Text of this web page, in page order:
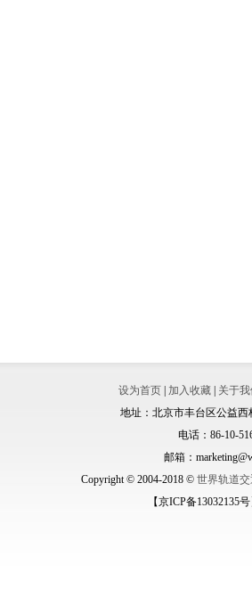
设为首页 加入收藏
关于
地址：北京市丰台区公益西
电话：86-10-
邮箱：
Copyright © 2004-2018 © 世界轨道
【京ICP备13032135